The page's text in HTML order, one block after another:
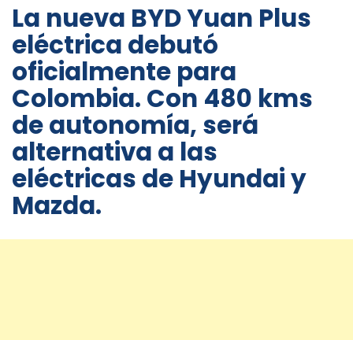
La nueva BYD Yuan Plus
eléctrica debutó
oficialmente para
Colombia. Con 480 kms
de autonomía, será
alternativa a las
eléctricas de Hyundai y
Mazda.